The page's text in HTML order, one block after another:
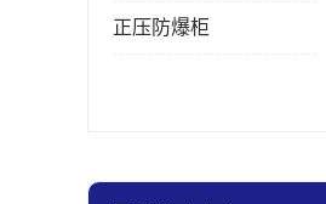
正压防爆柜